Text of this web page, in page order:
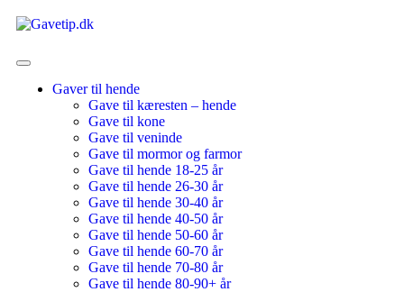
Gaver til hende
Gave til kæresten – hende
Gave til kone
Gave til veninde
Gave til mormor og farmor
Gave til hende 18-25 år
Gave til hende 26-30 år
Gave til hende 30-40 år
Gave til hende 40-50 år
Gave til hende 50-60 år
Gave til hende 60-70 år
Gave til hende 70-80 år
Gave til hende 80-90+ år